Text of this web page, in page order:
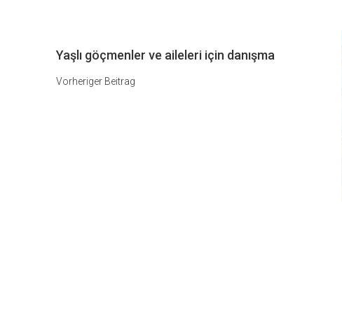
Vorheriger
Yaşlı göçmenler ve aileleri için danışma
Vorheriger Beitrag